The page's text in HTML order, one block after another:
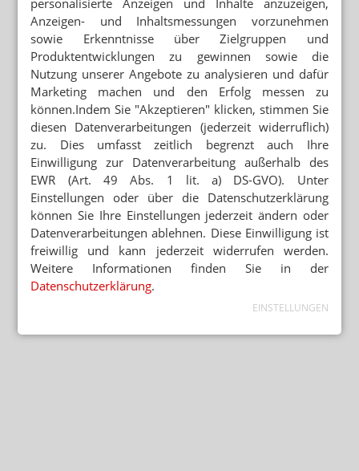
personalisierte Anzeigen und Inhalte anzuzeigen,
Anzeigen- und Inhaltsmessungen vorzunehmen
sowie Erkenntnisse über Zielgruppen und
Produktentwicklungen zu gewinnen sowie die
Nutzung unserer Angebote zu analysieren und dafür
Marketing machen und den Erfolg messen zu
können.Indem Sie "Akzeptieren" klicken, stimmen Sie
diesen Datenverarbeitungen (jederzeit widerruflich)
zu. Dies umfasst zeitlich begrenzt auch Ihre
Einwilligung zur Datenverarbeitung außerhalb des
EWR (Art. 49 Abs. 1 lit. a) DS-GVO). Unter
Einstellungen oder über die Datenschutzerklärung
können Sie Ihre Einstellungen jederzeit ändern oder
Datenverarbeitungen ablehnen. Diese Einwilligung ist
freiwillig und kann jederzeit widerrufen werden.
Weitere Informationen finden Sie in der
Datenschutzerklärung.
EINSTELLUNGEN